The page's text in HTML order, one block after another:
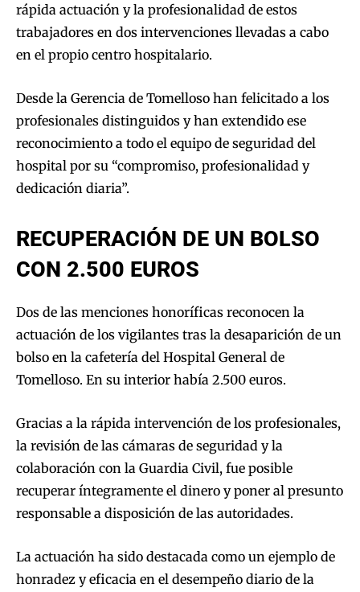
rápida actuación y la profesionalidad de estos
trabajadores en dos intervenciones llevadas a cabo
en el propio centro hospitalario.
Desde la Gerencia de Tomelloso han felicitado a los
profesionales distinguidos y han extendido ese
reconocimiento a todo el equipo de seguridad del
hospital por su “compromiso, profesionalidad y
dedicación diaria”.
RECUPERACIÓN DE UN BOLSO
CON 2.500 EUROS
Dos de las menciones honoríficas reconocen la
actuación de los vigilantes tras la desaparición de un
bolso en la cafetería del Hospital General de
Tomelloso. En su interior había 2.500 euros.
Gracias a la rápida intervención de los profesionales,
la revisión de las cámaras de seguridad y la
colaboración con la Guardia Civil, fue posible
recuperar íntegramente el dinero y poner al presunto
responsable a disposición de las autoridades.
La actuación ha sido destacada como un ejemplo de
honradez y eficacia en el desempeño diario de la